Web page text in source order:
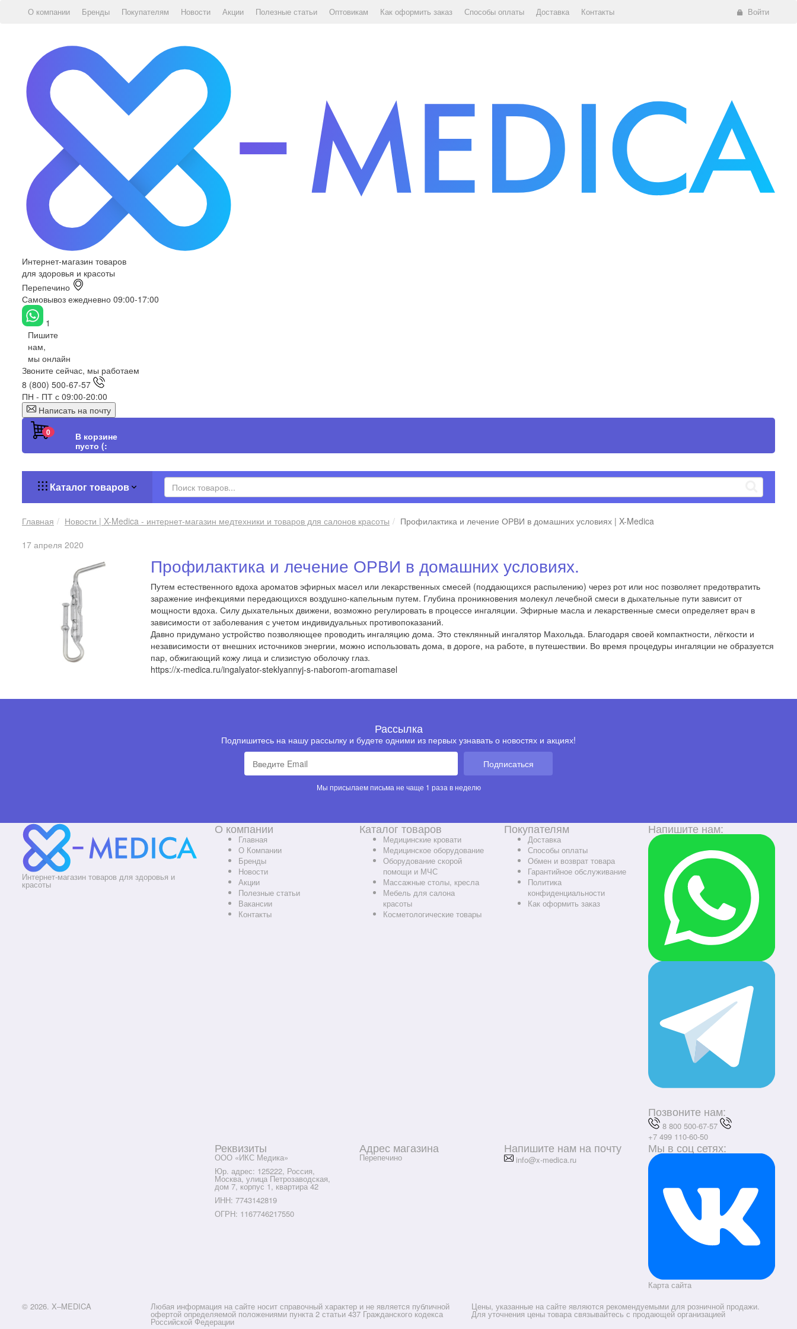
О компании Бренды Покупателям Новости Акции Полезные статьи Оптовикам Как оформить заказ Способы оплаты Доставка Контакты Войти
Интернет-магазин товаров
для здоровья и красоты
Перепечино
Самовывоз ежедневно 09:00-17:00
1
Пишите
нам,
мы онлайн
Звоните сейчас, мы работаем
8 (800) 500-67-57
ПН - ПТ с 09:00-20:00
Написать на почту
0
В корзине
пусто (:
Каталог товаров
Главная Новости | X-Medica - интернет-магазин медтехники и товаров для салонов красоты
Профилактика и лечение ОРВИ в домашних условиях | X-Medica
17 апреля 2020
Профилактика и лечение ОРВИ в домашних условиях.
Путем естественного вдоха ароматов эфирных масел или лекарственных смесей (поддающихся распылению) через рот или нос позволяет предотвратить
заражение инфекциями передающихся воздушно-капельным путем. Глубина проникновения молекул лечебной смеси в дыхательные пути зависит от
мощности вдоха. Силу дыхательных движени, возможно регулировать в процессе ингаляции. Эфирные масла и лекарственные смеси определяет врач в
зависимости от заболевания с учетом индивидуальных противопоказаний.
Давно придумано устройство позволяющее проводить ингаляцию дома. Это стеклянный ингалятор Махольда. Благодаря своей компактности, лёгкости и
независимости от внешних источников энергии, можно использовать дома, в дороге, на работе, в путешествии. Во время процедуры ингаляции не образуется
пар, обжигающий кожу лица и слизистую оболочку глаз.
https://x-medica.ru/ingalyator-steklyannyj-s-naborom-aromamasel
Рассылка
Подпишитесь на нашу рассылку и будете одними из первых узнавать о новостях и акциях!
Подписаться
Мы присылаем письма не чаще 1 раза в неделю
Интернет-магазин товаров для здоровья и
красоты
Напишите нам:
Позвоните нам:
8 800 500-67-57
+7 499 110-60-50
О компании
Главная
О Компании
Бренды
Новости
Акции
Полезные статьи
Вакансии
Контакты
Каталог товаров
Медицинские кровати
Медицинское оборудование
Оборудование скорой
помощи и МЧС
Массажные столы, кресла
Мебель для салона
красоты
Косметологические товары
Покупателям
Доставка
Способы оплаты
Обмен и возврат товара
Гарантийное обслуживание
Политика
конфиденциальности
Как оформить заказ
Напишите нам на почту
info@x-medica.ru
Реквизиты
ООО «ИКС Медика»
Юр. адрес: 125222, Россия,
Москва, улица Петрозаводская,
дом 7, корпус 1, квартира 42
ИНН: 7743142819
ОГРН: 1167746217550
Адрес магазина
Перепечино
Мы в соц сетях:
Карта сайта
© 2026. X–MEDICA
Любая информация на сайте носит справочный характер и не является публичной
офертой определяемой положениями пункта 2 статьи 437 Гражданского кодекса
Российской Федерации
Цены, указанные на сайте являются рекомендуемыми для розничной продажи.
Для уточнения цены товара связывайтесь с продающей организацией